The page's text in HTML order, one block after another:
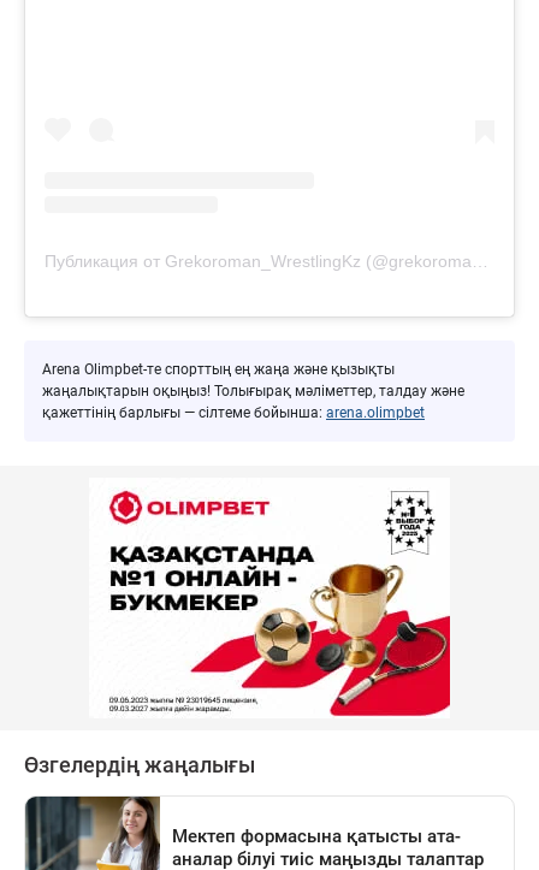
Arena Olimpbet-те спорттың ең жаңа және қызықты
жаңалықтарын оқыңыз! Толығырақ мәліметтер, талдау және
қажеттінің барлығы — сілтеме бойынша: arena.olimpbet